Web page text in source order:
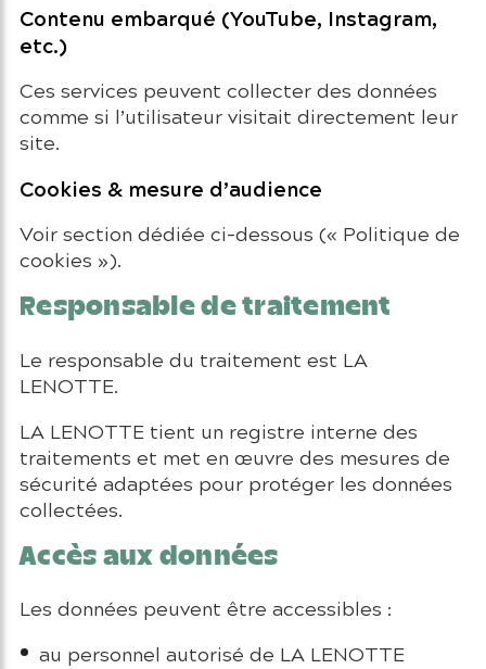
Contenu embarqué (YouTube, Instagram,
etc.)
Ces services peuvent collecter des données
comme si l’utilisateur visitait directement leur
site.
Cookies & mesure d’audience
Voir section dédiée ci-dessous (« Politique de
cookies »).
Responsable de traitement
Le responsable du traitement est LA
LENOTTE.
LA LENOTTE tient un registre interne des
traitements et met en œuvre des mesures de
sécurité adaptées pour protéger les données
collectées.
Accès aux données
Les données peuvent être accessibles :
au personnel autorisé de LA LENOTTE